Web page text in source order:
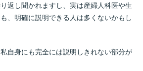
返し聞かれますし、実は産婦人科医や生
、明確に説明できる人は多くないかもし
自身にも完全には説明しきれない部分が